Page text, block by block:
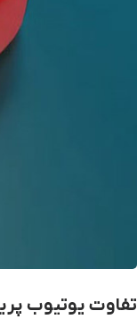
تفاوت یوتیوب